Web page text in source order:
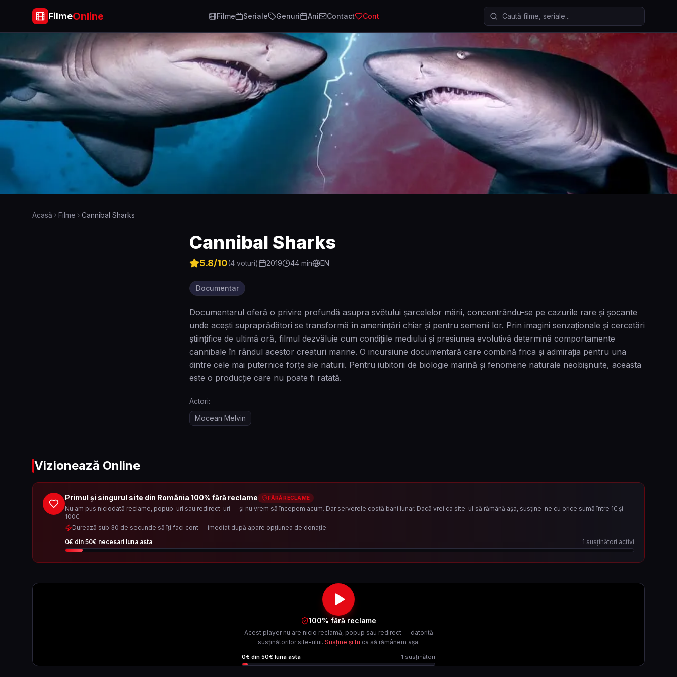
FilmeOnline Filme Seriale Genuri Ani Contact Cont Caută filme și seriale
Acasă Filme Cannibal Sharks
Cannibal Sharks
5.8/10(4 voturi) 2019 44 min EN
Documentar
Documentarul oferă o privire profundă asupra světului şarcelelor mării, concentrându-se pe cazurile rare și șocante
unde acești supraprădători se transformă în amenințări chiar și pentru semenii lor. Prin imagini senzaționale și cercetări
științifice de ultimă oră, filmul dezvăluie cum condițiile mediului și presiunea evolutivă determină comportamente
cannibale în rândul acestor creaturi marine. O incursiune documentară care combină frica și admirația pentru una
dintre cele mai puternice forțe ale naturii. Pentru iubitorii de biologie marină și fenomene naturale neobișnuite, aceasta
este o producție care nu poate fi ratată.
Actori:
Mocean Melvin
Vizionează Online
Primul și singurul site din România 100% fără reclame FĂRĂ RECLAME
Nu am pus niciodată reclame, popup-uri sau redirect-uri — și nu vrem să începem acum. Dar serverele costă bani lunar. Dacă vrei ca site-ul să rămână așa, susține-ne cu orice sumă între 1€ și
100€.
Durează sub 30 de secunde să îți faci cont — imediat după apare opțiunea de donație.
0€ din 50€ necesari luna asta 1 susținători activi
100% fără reclame
Acest player nu are nicio reclamă, popup sau redirect — datorită
susținătorilor site-ului. Susține și tu ca să rămânem așa.
0€ din 50€ luna asta 1 susținători